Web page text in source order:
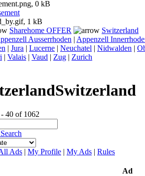
Sharehome OFFER
Switzerland
Ausserrhoden | Appenzell
| Jura | Lucerne | Neuchatel | Nidwalden |
| Valais | Vaud | Zug | Zurich
Switzerland
40 of 1062
Ads | My Profile | My Ads | Rules
Ad